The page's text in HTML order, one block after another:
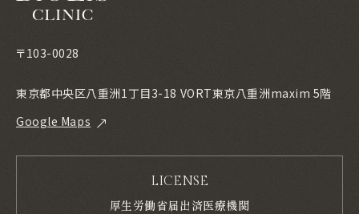
〒103-0028
東京都中央区八重洲1丁目3-18 VORT東京八重洲maxim 5階
Google Maps
LICENSE
厚生労働省届出済医療機関